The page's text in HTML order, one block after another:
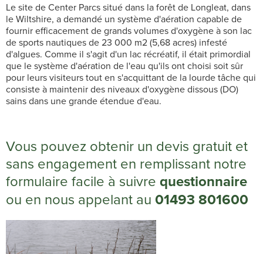
Le site de Center Parcs situé dans la forêt de Longleat, dans
le Wiltshire, a demandé un système d'aération capable de
fournir efficacement de grands volumes d'oxygène à son lac
de sports nautiques de 23 000 m2 (5,68 acres) infesté
d'algues. Comme il s'agit d'un lac récréatif, il était primordial
que le système d'aération de l'eau qu'ils ont choisi soit sûr
pour leurs visiteurs tout en s'acquittant de la lourde tâche qui
consiste à maintenir des niveaux d'oxygène dissous (DO)
sains dans une grande étendue d'eau.
Vous pouvez obtenir un devis gratuit et
sans engagement en remplissant notre
formulaire facile à suivre questionnaire
ou en nous appelant au 01493 801600